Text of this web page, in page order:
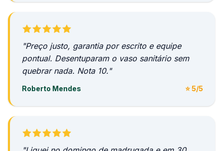
"Preço justo, garantia por escrito e equipe
pontual. Desentuparam o vaso sanitário sem
quebrar nada. Nota 10."
Roberto Mendes ⭐ 5/5